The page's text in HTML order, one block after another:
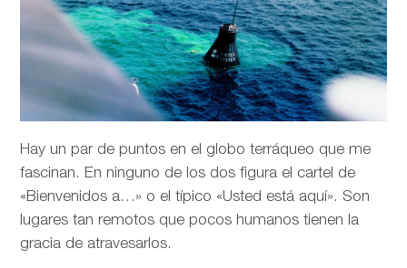
Hay un par de puntos en el globo terráqueo que me
fascinan. En ninguno de los dos figura el cartel de
«Bienvenidos a…» o el típico «Usted está aquí». Son
lugares tan remotos que pocos humanos tienen la
gracia de atravesarlos.